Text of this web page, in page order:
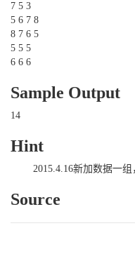
7 5 3
5 6 7 8
8 7 6 5
5 5 5
6 6 6
Sample Output
14
Hint
2015.4.16新加数据一
Source